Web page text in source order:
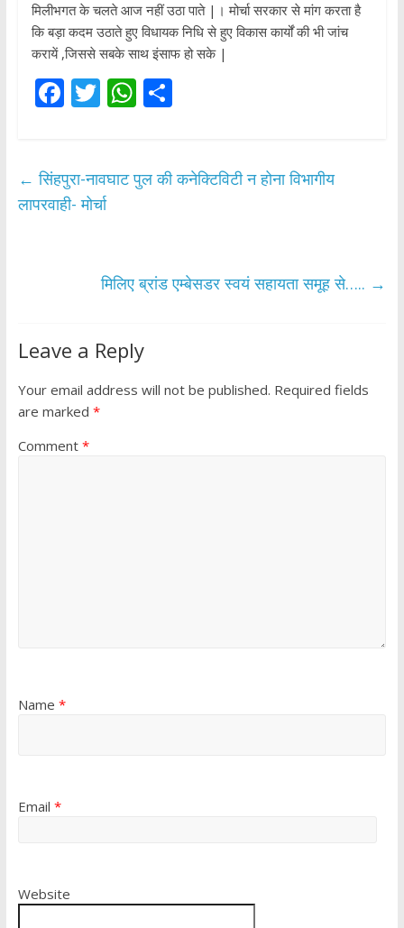
मिलीभगत के चलते आज नहीं उठा पाते |। मोर्चा सरकार से मांग करता है
कि बड़ा कदम उठाते हुए विधायक निधि से हुए विकास कार्यों की भी जांच
करायें ,जिससे सबके साथ इंसाफ हो सके |
F
b
o
T
er
W
s
S
e
← सिंहपुरा-नावघाट पुल की कनेक्टिविटी न होना विभागीय
लापरवाही- मोर्चा
मिलिए ब्रांड एम्बेसडर स्वयं सहायता समूह से….. →
Leave a Reply
Your email address will not be published. Required fields
are marked *
Comment *
Name *
Email *
Website